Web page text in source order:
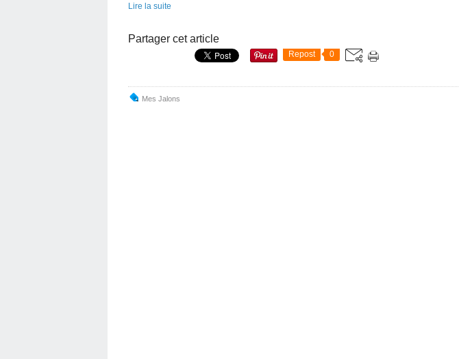
Lire la suite
Partager cet article
Repost 0
Mes Jalons